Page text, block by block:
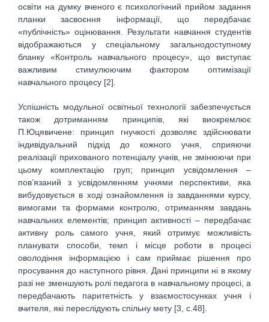
освіти на думку вченого є психологічний прийом задання
планки засвоєння інформації, що передбачає
«публічність» оцінювання. Результати навчання студентів
відображаються у спеціальному загальнодоступному
бланку «Контроль навчального процесу», що виступає
важливим стимулюючим фактором оптимізації
навчального процесу [2].
Успішність модульної освітньої технології забезпечується
також дотриманням принципів, які виокремлює
П.Юцявичене: принцип гнучкості дозволяє здійснювати
індивідуальний підхід до кожного учня, сприяючи
реалізації прихованого потенціалу учнів, не змінюючи при
цьому комплектацію груп; принцип усвідомлення –
пов’язаний з усвідомленням учнями перспективи, яка
вибудовується в ході ознайомлення із завданнями курсу,
вимогами та формами контролю, отриманням завдань
навчальних елементів; принцип активності – передбачає
активну роль самого учня, який отримує можливість
планувати способи, темп і місце роботи в процесі
оволодіння інформацією і сам приймає рішення про
просування до наступного рівня. Дані принципи ні в якому
разі не зменшують ролі педагога в навчальному процесі, а
передбачають паритетність у взаємостосунках учня і
вчителя, які переслідують спільну мету [3, с.48].